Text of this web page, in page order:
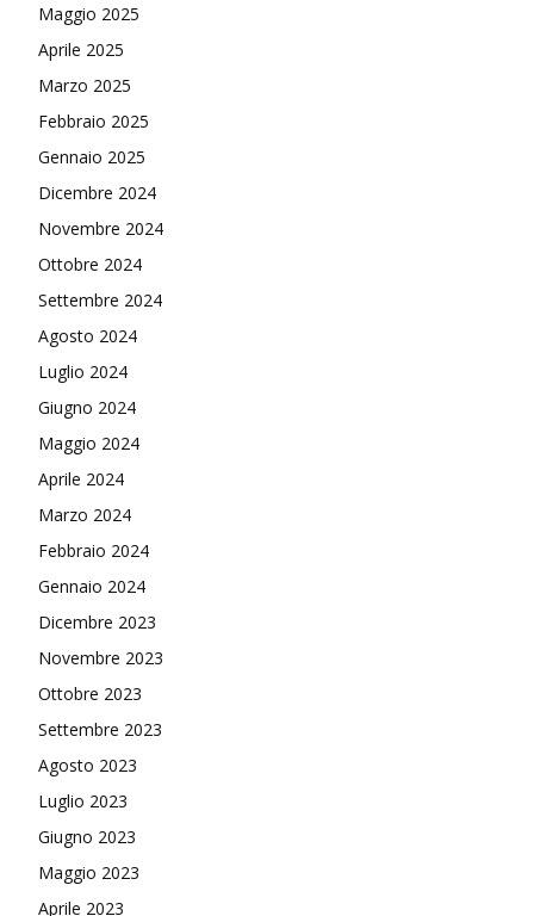
Maggio 2025
Aprile 2025
Marzo 2025
Febbraio 2025
Gennaio 2025
Dicembre 2024
Novembre 2024
Ottobre 2024
Settembre 2024
Agosto 2024
Luglio 2024
Giugno 2024
Maggio 2024
Aprile 2024
Marzo 2024
Febbraio 2024
Gennaio 2024
Dicembre 2023
Novembre 2023
Ottobre 2023
Settembre 2023
Agosto 2023
Luglio 2023
Giugno 2023
Maggio 2023
Aprile 2023